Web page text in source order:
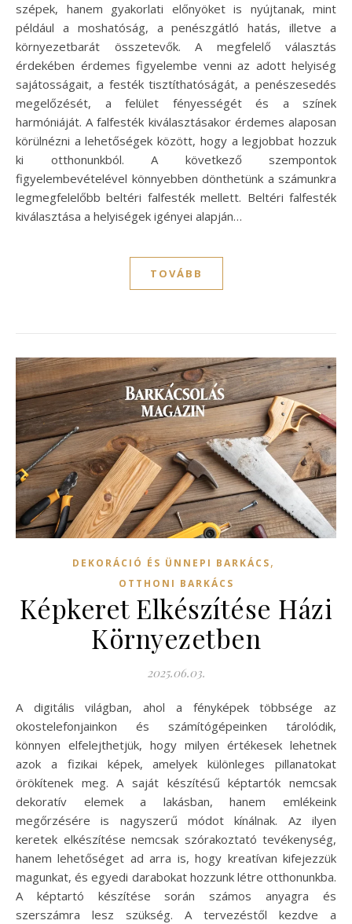
szépek, hanem gyakorlati előnyöket is nyújtanak, mint
például a moshatóság, a penészgátló hatás, illetve a
környezetbarát összetevők. A megfelelő választás
érdekében érdemes figyelembe venni az adott helyiség
sajátosságait, a festék tisztíthatóságát, a penészesedés
megelőzését, a felület fényességét és a színek
harmóniáját. A falfesték kiválasztásakor érdemes alaposan
körülnézni a lehetőségek között, hogy a legjobbat hozzuk
ki otthonunkból. A következő szempontok
figyelembevételével könnyebben dönthetünk a számunkra
legmegfelelőbb beltéri falfesték mellett. Beltéri falfesték
kiválasztása a helyiségek igényei alapján…
TOVÁBB
DEKORÁCIÓ ÉS ÜNNEPI BARKÁCS,
OTTHONI BARKÁCS
Képkeret Elkészítése Házi
Környezetben
2025.06.03.
A digitális világban, ahol a fényképek többsége az
okostelefonjainkon és számítógépeinken tárolódik,
könnyen elfelejthetjük, hogy milyen értékesek lehetnek
azok a fizikai képek, amelyek különleges pillanatokat
örökítenek meg. A saját készítésű képtartók nemcsak
dekoratív elemek a lakásban, hanem emlékeink
megőrzésére is nagyszerű módot kínálnak. Az ilyen
keretek elkészítése nemcsak szórakoztató tevékenység,
hanem lehetőséget ad arra is, hogy kreatívan kifejezzük
magunkat, és egyedi darabokat hozzunk létre otthonunkba.
A képtartó készítése során számos anyagra és
szerszámra lesz szükség. A tervezéstől kezdve a